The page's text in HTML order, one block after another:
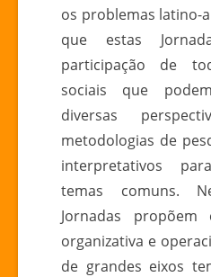
os problemas latino-
que estas
participação de
sociais que
diversas
metodologias de
interpretativos
temas comuns.
Jornadas propõem
organizativa e
de grandes eixos